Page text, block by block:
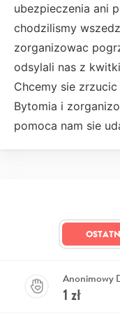
ubezpieczenia ani
chodzilismy
zorganizowac
odsylali nas z
Chcemy sie
Bytomia i
pomoca nam sie
Anonimowy
1 zł